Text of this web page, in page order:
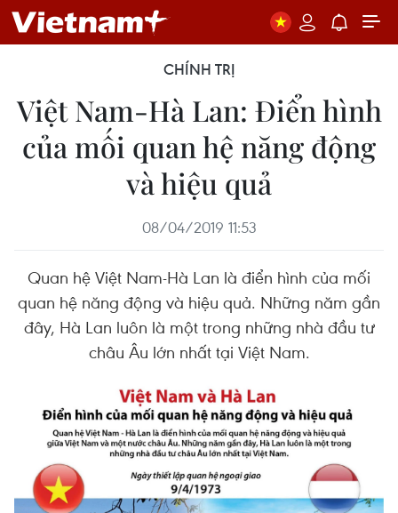
CHÍNH TRỊ
Việt Nam-Hà Lan: Điển hình
của mối quan hệ năng động
và hiệu quả
08/04/2019 11:53
Quan hệ Việt Nam-Hà Lan là điển hình của mối
quan hệ năng động và hiệu quả. Những năm gần
đây, Hà Lan luôn là một trong những nhà đầu tư
châu Âu lớn nhất tại Việt Nam.